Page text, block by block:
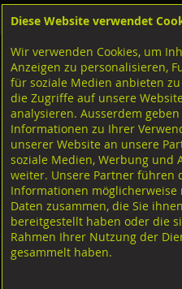
Shop Bohrer-Bit Einsatz-Gewindebohrer
Diverse Ausführungen
für Innengewinde
Diese Website verwendet
Wir verwenden Cookies, um
Anzeigen zu personalisieren,
für soziale Medien anbieten
die Zugriffe auf unsere
analysieren. Ausserdem
Informationen zu Ihrer
unserer Website an unsere
soziale Medien, Werbung und
weiter. Unsere Partner führen
Informationen möglicherweise
Daten zusammen, die Sie ihnen
bereitgestellt haben oder die
Rahmen Ihrer Nutzung der
gesammelt haben.